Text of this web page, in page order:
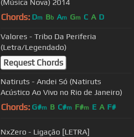
(Música Nova) 2014
Chords: Dm Bb Am Gm C A D
Valores - Tribo Da Periferia
(Letra/Legendado)
Request Chords
Natiruts - Andei Só (Natiruts
Acústico Ao Vivo no Rio de Janeiro)
Chords: G#m B C#m F#m E A F#
NxZero - Ligação [LETRA]